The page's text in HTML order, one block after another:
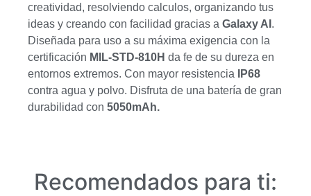
creatividad, resolviendo calculos, organizando tus
ideas y creando con facilidad gracias a Galaxy AI .
Diseñada para uso a su máxima exigencia con la
certificación MIL-STD-810H da fe de su dureza en
entornos extremos. Con mayor resistencia
IP68
contra agua y polvo. Disfruta de una batería de gran
durabilidad con 5050mAh.
Recomendados para ti: